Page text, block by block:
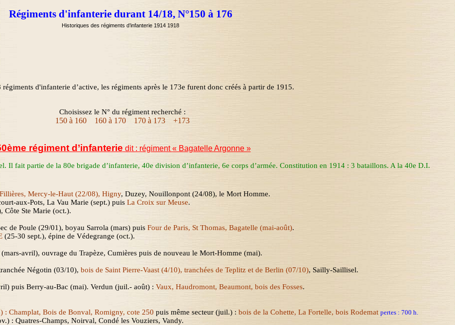
Régiments d'infanterie durant 14/18, N°150 à 176
Historiques des régiments d’infanterie 1914 1918
d'infanterie d’active, les régiments après le 173e furent donc créés à partir de 1915.
Choisissez le N° du régiment recherché :
150 à 160 160 à 170 170 à 173 +173
régiment d’infanterie dit : régiment« Bagatelle Argonne »
Il fait partie de la 80e brigade d’infanterie, 40edivision d’infanterie, 6ecorps d’armée. Constitution en 1914 : 3 bataillons. A la 40e D.I.
Mercy-le-Haut (22/08), Higny, Duzey, Nouillonpont (24/08), le Mort Homme.
aux-Pots, La Vau Marie (sept.)puis La Croix sur Meuse.
Côte Ste Marie (oct.).
de Poule (29/01), boyau Sarrola (mars) puis Four de Paris, St Thomas, Bagatelle (mai-août).
(25-30 sept.), épine de Védegrange (oct.).
(mars-avril), ouvrage du Trapèze, Cumières puis de nouveau le Mort-Homme (mai).
Négotin (03/10), bois de Saint Pierre-Vaast (4/10), tranchées de Teplitzet de Berlin (07/10), Sailly-Saillisel.
puis Berry-au-Bac (mai). Verdun (juil.- août) : Vaux, Haudromont, Beaumont, bois des Fosses.
: Champlat, Bois de Bonval, Romigny, cote 250 puis même secteur (juil.) : bois de la Cohette, La Fortelle, bois Rodemat pertes : 700 h.
: Quatres-Champs, Noirval, Condé les Vouziers,Vandy.